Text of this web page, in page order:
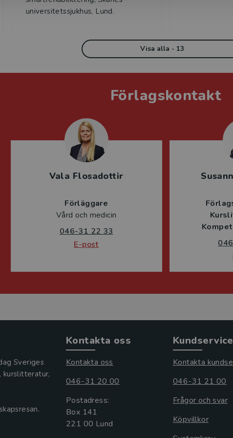
universitetssjukhus, Lund.
Visa alla - 13
Förlagskontakt
Vala Flosadottir
Förläggare
Vård och medicin
046-31 22 33
E-post
Sveriges
kurslitteratur,
Kontakta oss
Kontakta oss
046-31 20 00
Postadress:
Box 141
221 00 Lund
Kundservice
Kontakta
046-31 21 00
Frågor och svar
Köpvillkor